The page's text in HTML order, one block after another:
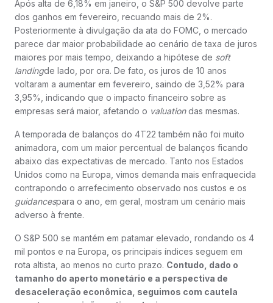
Após alta de 6,18% em janeiro, o S&P 500 devolve parte
dos ganhos em fevereiro, recuando mais de 2%.
Posteriormente à divulgação da ata do FOMC, o mercado
parece dar maior probabilidade ao cenário de taxa de juros
maiores por mais tempo, deixando a hipótese de soft
landingde lado, por ora. De fato, os juros de 10 anos
voltaram a aumentar em fevereiro, saindo de 3,52% para
3,95%, indicando que o impacto financeiro sobre as
empresas será maior, afetando o valuationdas mesmas.
A temporada de balanços do 4T22 também não foi muito
animadora, com um maior percentual de balanços ficando
abaixo das expectativas de mercado. Tanto nos Estados
Unidos como na Europa, vimos demanda mais enfraquecida
contrapondo o arrefecimento observado nos custos e os
guidancespara o ano, em geral, mostram um cenário mais
adverso à frente.
O S&P 500 se mantém em patamar elevado, rondando os 4
mil pontos e na Europa, os principais índices seguem em
rota altista, ao menos no curto prazo. Contudo, dado o
tamanho do aperto monetário e a perspectiva de
desaceleração econômica, seguimos com cautela